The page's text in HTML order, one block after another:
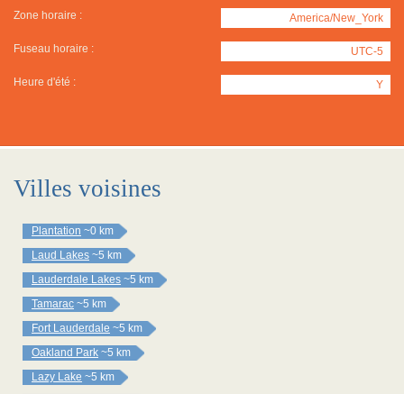
Zone horaire : America/New_York
Fuseau horaire : UTC-5
Heure d'été : Y
Villes voisines
Plantation ~0 km
Laud Lakes ~5 km
Lauderdale Lakes ~5 km
Tamarac ~5 km
Fort Lauderdale ~5 km
Oakland Park ~5 km
Lazy Lake ~5 km